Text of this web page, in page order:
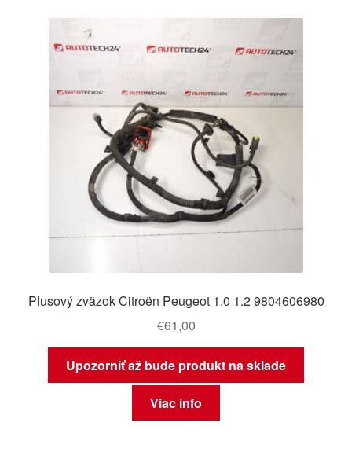
Plusový zväzok Citroën Peugeot 1.0 1.2 9804606980
€61,00
Upozorniť až bude produkt na sklade
Viac info